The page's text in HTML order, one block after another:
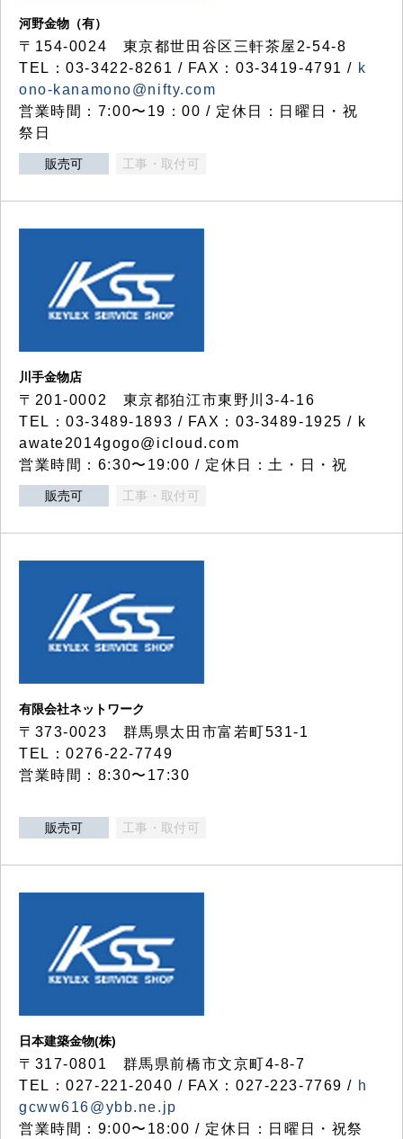
河野金物（有）
〒154-0024 東京都世田谷区三軒茶屋2-54-8
TEL：03-3422-8261 / FAX：03-3419-4791 / k
ono-kanamono@nifty.com
営業時間：7:00〜19：00 / 定休日：日曜日・祝
祭日
販売可 工事・取付可
川手金物店
〒201-0002 東京都狛江市東野川3-4-16
TEL：03-3489-1893 / FAX：03-3489-1925 / k
awate2014gogo@icloud.com
営業時間：6:30〜19:00 / 定休日：土・日・祝
販売可 工事・取付可
有限会社ネットワーク
〒373-0023 群馬県太田市富若町531-1
TEL：0276-22-7749
営業時間：8:30〜17:30
販売可 工事・取付可
日本建築金物(株)
〒317‐0801 群馬県前橋市文京町4-8-7
TEL：027-221-2040 / FAX：027-223-7769 / h
gcww616@ybb.ne.jp
営業時間：9:00〜18:00 / 定休日：日曜日・祝祭